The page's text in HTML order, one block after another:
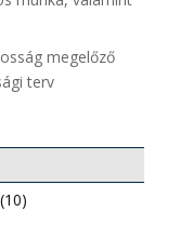
megelőző
terv
(10)